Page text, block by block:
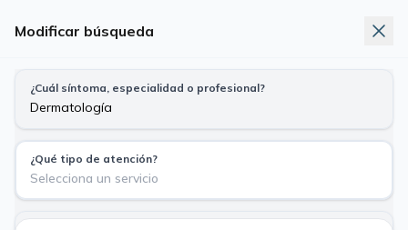
Busca síntoma, especialidad o profesional
Dermatología · Teleconsulta Dermatológica
Modificar búsqueda
¿Cuál síntoma, especialidad o profesional?
¿Qué tipo de atención?
Selecciona un servicio
Particular
$ 40.000